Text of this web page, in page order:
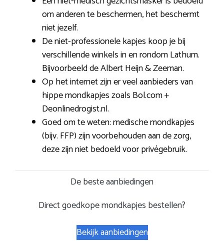
om anderen te beschermen, het beschermt
niet jezelf.
De niet-professionele kapjes koop je bij
verschillende winkels in en rondom Lathum.
Bijvoorbeeld de Albert Heijn & Zeeman.
Op het internet zijn er veel aanbieders van
hippe mondkapjes zoals Bol.com +
Deonlinedrogist.nl.
Goed om te weten: medische mondkapjes
(bijv. FFP) zijn voorbehouden aan de zorg,
deze zijn niet bedoeld voor privégebruik.
De beste aanbiedingen
Direct goedkope mondkapjes bestellen?
Bekijk aanbiedingen